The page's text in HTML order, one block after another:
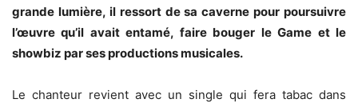
grande lumière, il ressort de sa caverne pour poursuivre
l’œuvre qu’il avait entamé, faire bouger le Game et le
showbiz par ses productions musicales.
Le chanteur revient avec un single qui fera tabac dans